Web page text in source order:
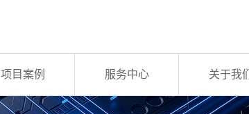
项目案例 服务中心 关于我们